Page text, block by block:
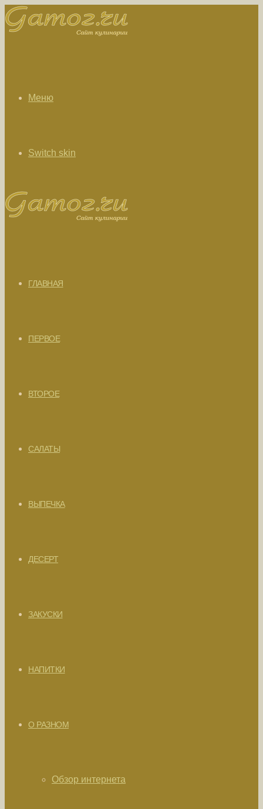
Меню
Switch skin
ГЛАВНАЯ
ПЕРВОЕ
ВТОРОЕ
САЛАТЫ
ВЫПЕЧКА
ДЕСЕРТ
ЗАКУСКИ
НАПИТКИ
О РАЗНОМ
Обзор интернета